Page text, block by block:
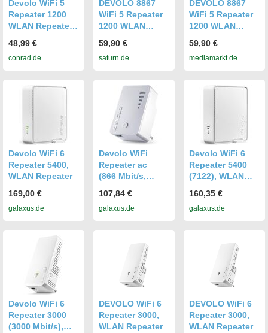
Devolo WiFi 5
Repeater 1200
WLAN Repeater
1200 MBit/s
48,99 €
conrad.de
DEVOLO 8867
WiFi 5 Repeater
1200 WLAN
59,90 €
saturn.de
DEVOLO 8867
WiFi 5 Repeater
1200 WLAN
59,90 €
mediamarkt.de
Devolo WiFi 6
Repeater 5400,
WLAN Repeater
169,00 €
galaxus.de
Devolo WiFi
Repeater ac
(866 Mbit/s,
WLAN Repeater
107,84 €
galaxus.de
Devolo WiFi 6
Repeater 5400
(7122), WLAN
160,35 €
galaxus.de
Devolo WiFi 6
Repeater 3000
(3000 Mbit/s),
DEVOLO WiFi 6
Repeater 3000,
WLAN Repeater
DEVOLO WiFi 6
Repeater 3000,
WLAN Repeater